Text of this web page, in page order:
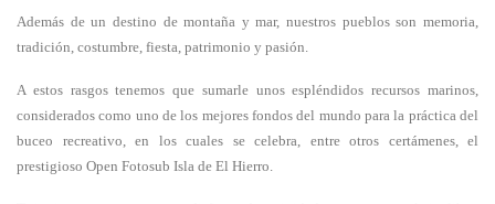
Además de un destino de montaña y mar, nuestros pueblos son memoria,
tradición, costumbre, fiesta, patrimonio y pasión.
A estos rasgos tenemos que sumarle unos espléndidos recursos marinos,
considerados como uno de los mejores fondos del mundo para la práctica del
buceo recreativo, en los cuales se celebra, entre otros certámenes, el
prestigioso Open Fotosub Isla de El Hierro.